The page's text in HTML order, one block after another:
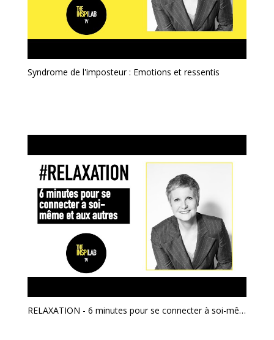
Syndrome de l'imposteur : Emotions et ressentis
RELAXATION - 6 minutes pour se connecter à soi-même et aux autres - L'ÉTAT DE COACH